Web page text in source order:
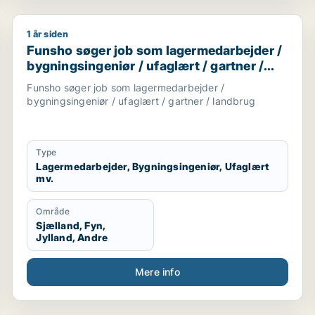
/ sælger / kreativ medarbejder /
Funsho søger job som lagermedarbejder /
1 år siden
Funsho søger job som lagermedarbejder /
bygningsingeniør / ufaglært / gartner /
landbrug
Funsho søger job som lagermedarbejder /
bygningsingeniør / ufaglært / gartner / landbrug
Type
Lagermedarbejder, Bygningsingeniør, Ufaglært
mv.
Område
Sjælland, Fyn,
Jylland, Andre
Mere info